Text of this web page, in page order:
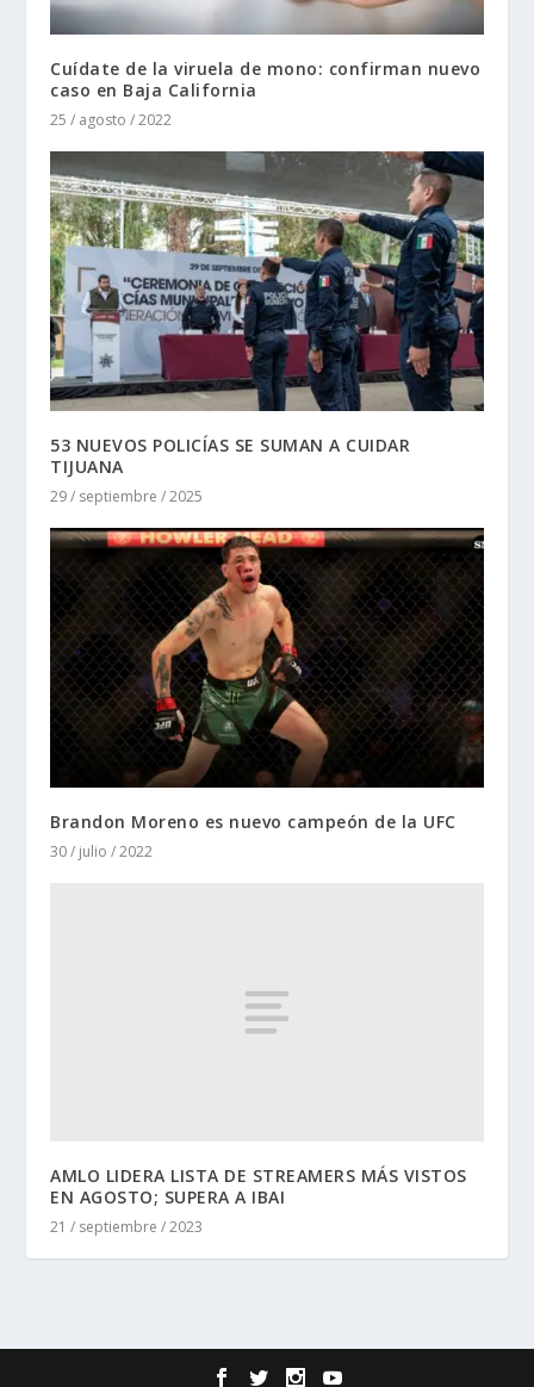
Cuídate de la viruela de mono: confirman nuevo
caso en Baja California
25 / agosto / 2022
53 NUEVOS POLICÍAS SE SUMAN A CUIDAR
TIJUANA
29 / septiembre / 2025
Brandon Moreno es nuevo campeón de la UFC
30 / julio / 2022
AMLO LIDERA LISTA DE STREAMERS MÁS VISTOS
EN AGOSTO; SUPERA A IBAI
21 / septiembre / 2023